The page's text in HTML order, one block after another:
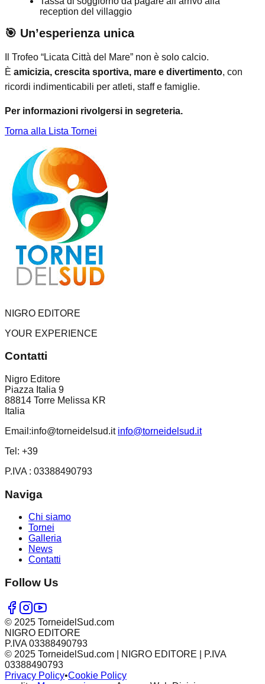
reception del villaggio
🎯 Un’esperienza unica
Il Trofeo “Licata Città del Mare” non è solo calcio.
È amicizia, crescita sportiva, mare e divertimento, con
ricordi indimenticabili per atleti, staff e famiglie.
Per informazioni rivolgersi in segreteria.
Torna alla Lista Tornei
NIGRO EDITORE
YOUR EXPERIENCE
Contatti
Nigro Editore
Piazza Italia 9
88814 Torre Melissa KR
Italia
Email:info@torneidelsud.it info@torneidelsud.it
Tel: +39
P.IVA : 03388490793
Naviga
Chi siamo
Tornei
Galleria
News
Contatti
Follow Us
© 2025 TorneidelSud.com
NIGRO EDITORE
P.IVA 03388490793
© 2025 TorneidelSud.com | NIGRO EDITORE | P.IVA
03388490793
Privacy Policy•Cookie Policy